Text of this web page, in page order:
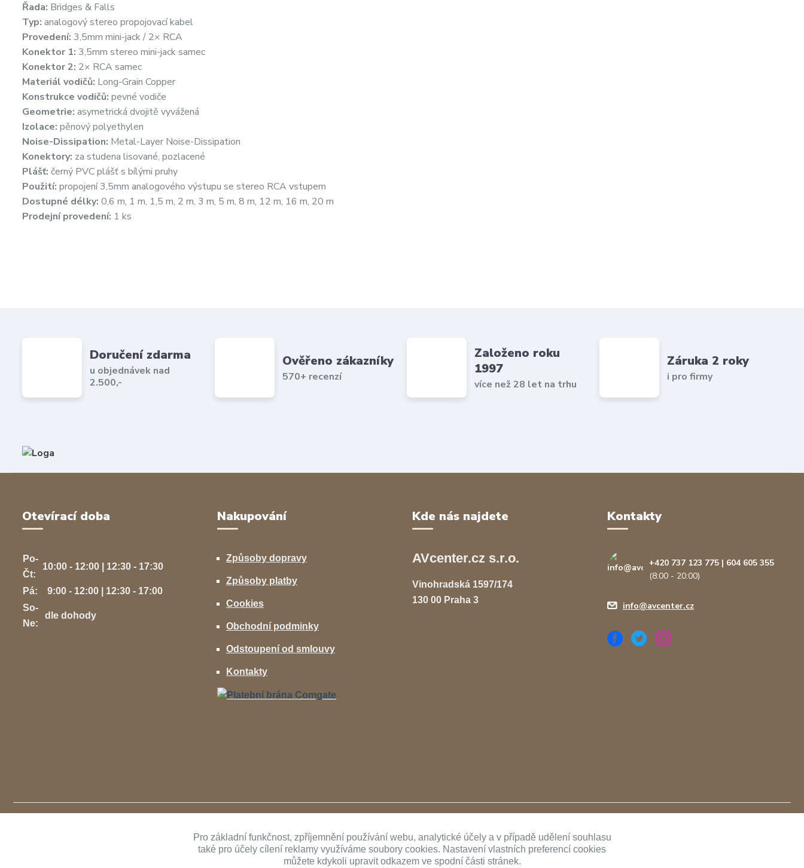
Řada: Bridges & Falls
Typ: analogový stereo propojovací kabel
Provedení: 3,5mm mini-jack / 2× RCA
Konektor 1: 3,5mm stereo mini-jack samec
Konektor 2: 2× RCA samec
Materiál vodičů: Long-Grain Copper
Konstrukce vodičů: pevné vodiče
Geometrie: asymetrická dvojitě vyvážená
Izolace: pěnový polyethylen
Noise-Dissipation: Metal-Layer Noise-Dissipation
Konektory: za studena lisované, pozlacené
Plášť: černý PVC plášť s bílými pruhy
Použití: propojení 3,5mm analogového výstupu se stereo RCA vstupem
Dostupné délky: 0,6 m, 1 m, 1,5 m, 2 m, 3 m, 5 m, 8 m, 12 m, 16 m, 20 m
Prodejní provedení: 1 ks
Doručení zdarma
u objednávek nad
2.500,-
Ověřeno zákazníky
570+ recenzí
Založeno roku
1997
více než 28 let na trhu
Záruka 2 roky
i pro firmy
Otevírací doba
Po-
Čt:
10:00 - 12:00 | 12:30 - 17:30
Pá:
9:00 - 12:00 | 12:30 - 17:00
So-
Ne:
dle dohody
Nakupování
Způsoby dopravy
Způsoby platby
Cookies
Obchodní podminky
Odstoupení od smlouvy
Kontakty
Kde nás najdete
AVcenter.cz s.r.o.
Vinohradská 1597/174
130 00 Praha 3
Kontakty
+420 737 123 775 | 604 605 355
(8:00 - 20:00)
info@avcenter.cz
Pro základní funkčnost, zpříjemnění používání webu, analytické účely a v případě udělení souhlasu
také pro účely cílení reklamy využíváme soubory cookies. Nastavení vlastních preferencí cookies
můžete kdykoli upravit odkazem ve spodní části stránek.